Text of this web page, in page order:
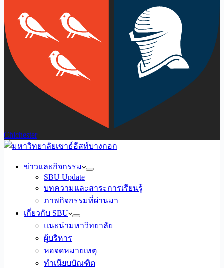
Chichester
ข่าวและกิจกรรม
SBU Update
บทความและสาระการเรียนรู้
ภาพกิจกรรมที่ผ่านมา
เกี่ยวกับ SBU
แนะนำมหาวิทยาลัย
ผู้บริหาร
หอจดหมายเหตุ
ทำเนียบบัณฑิต